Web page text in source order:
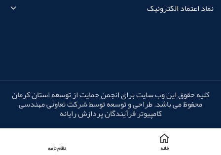
نماد اعتماد الکترونیک
کلیه حقوق این وب سایت برای انجمن حمایت از توسعه استان کرمان
محفوظ می باشد. طراحی و توسعه توسط شرکت تعاونی مهندسی
کامپیوتر فرآیندگان پردازش رایانه
خانه نظام نامه